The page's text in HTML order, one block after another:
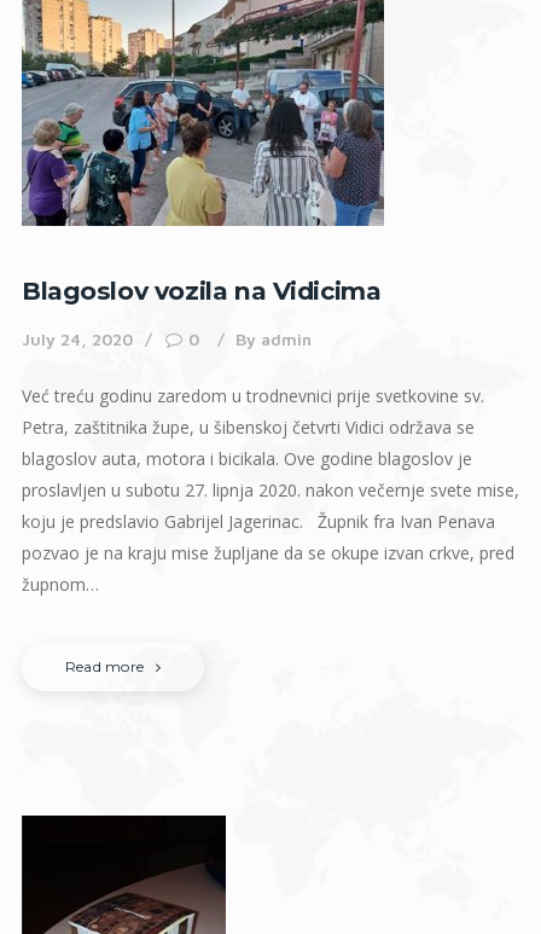
Blagoslov vozila na Vidicima
July 24, 2020 0 By admin
Već treću godinu zaredom u trodnevnici prije svetkovine sv.
Petra, zaštitnika župe, u šibenskoj četvrti Vidici održava se
blagoslov auta, motora i bicikala. Ove godine blagoslov je
proslavljen u subotu 27. lipnja 2020. nakon večernje svete mise,
koju je predslavio Gabrijel Jagerinac. Župnik fra Ivan Penava
pozvao je na kraju mise župljane da se okupe izvan crkve, pred
župnom…
Read more